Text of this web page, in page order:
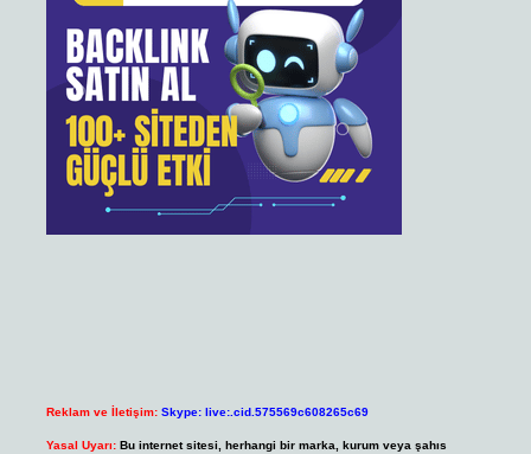
Reklam ve İletişim: Skype: live:.cid.575569c608265c69
Yasal Uyarı: Bu internet sitesi, herhangi bir marka, kurum veya şahıs